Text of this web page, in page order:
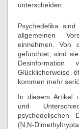
unterscheiden.
Psychedelika
allgemeinen
einnehmen. Von
gefürchtet, sind
Glücklicherweise
kommen mehr
In diesem Artikel
und
psychedelischen
(N,N-